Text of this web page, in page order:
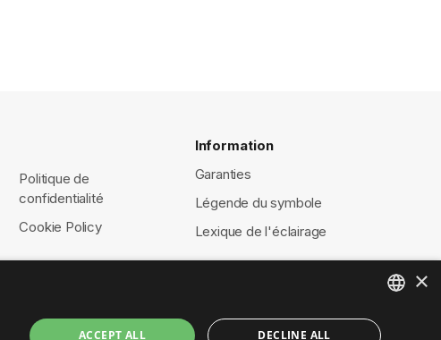
Politique de
confidentialité
Cookie Policy
Information
Garanties
Légende du symbole
Lexique de l'éclairage
ENGLISH
×
ACCEPT ALL DECLINE ALL